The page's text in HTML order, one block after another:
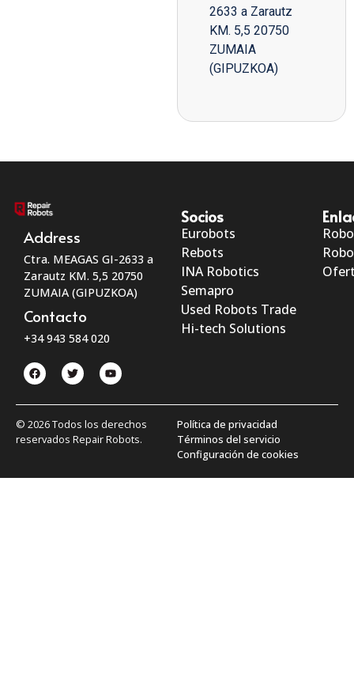
2633 a Zarautz
KM. 5,5 20750
ZUMAIA
(GIPUZKOA)
Address
Ctra. MEAGAS GI-2633 a
Zarautz KM. 5,5 20750
ZUMAIA (GIPUZKOA)
Contacto
+34 943 584 020
Socios
Eurobots
Rebots
INA Robotics
Semapro
Used Robots Trade
Hi-tech Solutions
© 2026 Todos los derechos
reservados Repair Robots.
Política de privacidad
Términos del servicio
Configuración de cookies